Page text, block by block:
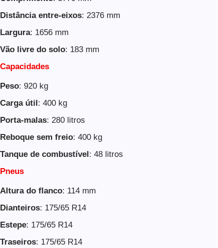
Distância entre-eixos: 2376 mm
Largura: 1656 mm
Vão livre do solo: 183 mm
Capacidades
Peso: 920 kg
Carga útil: 400 kg
Porta-malas: 280 litros
Reboque sem freio: 400 kg
Tanque de combustível: 48 litros
Pneus
Altura do flanco: 114 mm
Dianteiros: 175/65 R14
Estepe: 175/65 R14
Traseiros: 175/65 R14